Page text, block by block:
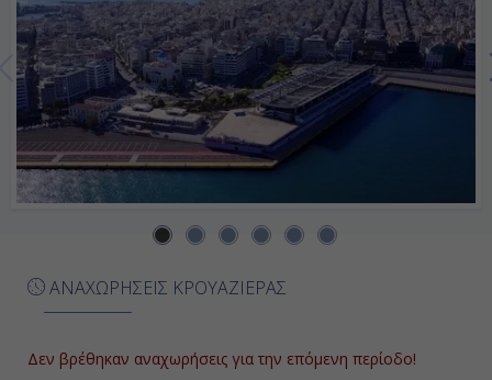
Ημέρα 7η
Εν Πλω
Αποβίβαση
ΑΝΑΧΩΡΗΣΕΙΣ ΚΡΟΥΑΖΙΕΡΑΣ
Δεν βρέθηκαν αναχωρήσεις για την επόμενη περίοδο!